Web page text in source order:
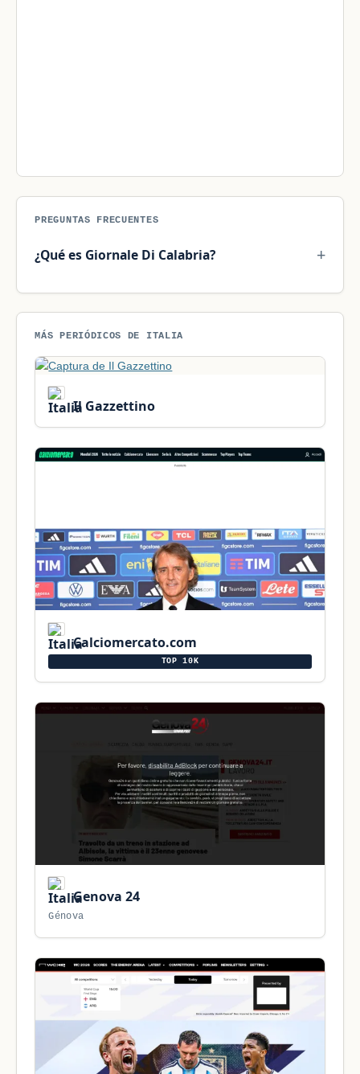
PREGUNTAS FRECUENTES
¿Qué es Giornale Di Calabria?
MÁS PERIÓDICOS DE ITALIA
Il Gazzettino
Calciomercato.com
TOP 10K
Genova 24
Génova